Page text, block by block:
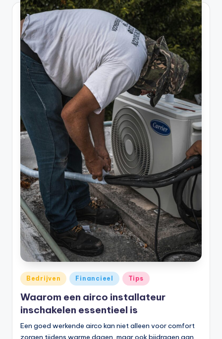
Bedrijven Financieel Tips
Waarom een airco installateur
inschakelen essentieel is
Een goed werkende airco kan niet alleen voor comfort
zorgen tijdens warme dagen, maar ook bijdragen aan